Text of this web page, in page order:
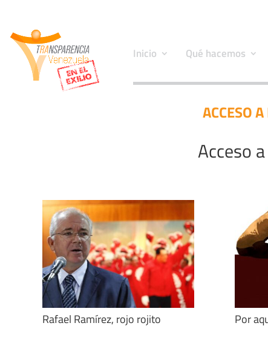
Inicio Qué hacemos
ACCESO
Acceso
Rafael Ramírez, rojo rojito Por